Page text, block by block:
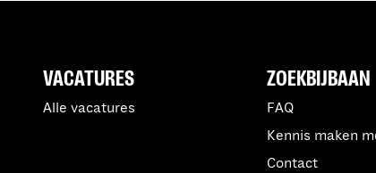
ZOEKBIJBAAN
FAQ
Kennis maken
Contact
VACATURES
Alle vacatures